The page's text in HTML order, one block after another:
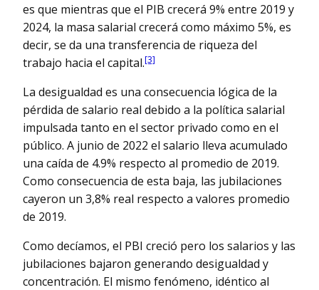
es que mientras que el PIB crecerá 9% entre 2019 y
2024, la masa salarial crecerá como máximo 5%, es
decir, se da una transferencia de riqueza del
trabajo hacia el capital.[3]
La desigualdad es una consecuencia lógica de la
pérdida de salario real debido a la política salarial
impulsada tanto en el sector privado como en el
público. A junio de 2022 el salario lleva acumulado
una caída de 4.9% respecto al promedio de 2019.
Como consecuencia de esta baja, las jubilaciones
cayeron un 3,8% real respecto a valores promedio
de 2019.
Como decíamos, el PBI creció pero los salarios y las
jubilaciones bajaron generando desigualdad y
concentración. El mismo fenómeno, idéntico al